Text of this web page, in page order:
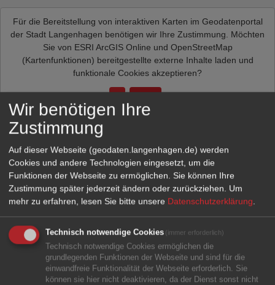
Für die Bereitstellung von interaktiven Karten im Geodatenportal
der Stadt Langenhagen benötigen wir Ihre Zustimmung. Möchten
Sie von ESRI ArcGIS Online und OpenStreetMap
(Kartenfunktionen) bereitgestellte externe Inhalte laden und
funktionale Cookies akzeptieren?
Ja Immer
Wir benötigen Ihre
Zustimmung
Auf dieser Webseite (geodaten.langenhagen.de) werden
Cookies und andere Technologien eingesetzt, um die
Funktionen der Webseite zu ermöglichen. Sie können Ihre
Zustimmung später jederzeit ändern oder zurückziehen. Um
mehr zu erfahren, lesen Sie bitte unsere Datenschutzerklärung
Technisch notwendige Cookies (immer erforderlich)
Technisch notwendige Cookies ermöglichen die
grundlegenden Funktionen der Webseite und sind für die
einwandfreie Funktionalität der Webseite erforderlich. Sie
können sie hier nicht deaktivieren, da der Dienst sonst nicht